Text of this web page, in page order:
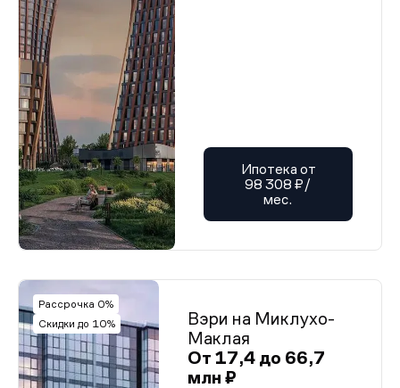
Ипотека от
98 308 ₽/
мес.
Рассрочка 0%
Скидки до 10%
Вэри на Миклухо-
Маклая
От 17,4 до 66,7
млн ₽